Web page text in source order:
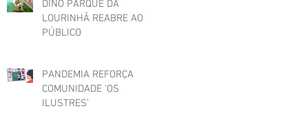
DINO PARQUE DA
LOURINHÃ REABRE AO
PÚBLICO
PANDEMIA REFORÇA
COMUNIDADE ‘OS
ILUSTRES’